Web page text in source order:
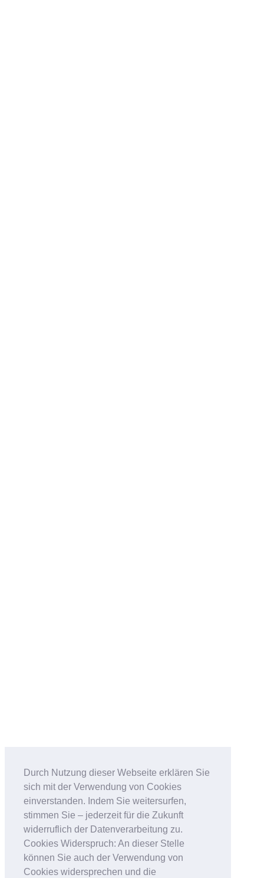
Durch Nutzung dieser Webseite erklären Sie
sich mit der Verwendung von Cookies
einverstanden. Indem Sie weitersurfen,
stimmen Sie – jederzeit für die Zukunft
widerruflich der Datenverarbeitung zu.
Cookies Widerspruch: An dieser Stelle
können Sie auch der Verwendung von
Cookies widersprechen und die